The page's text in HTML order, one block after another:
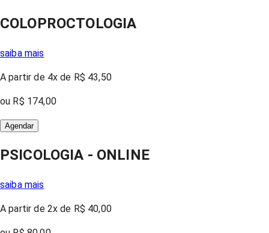
COLOPROCTOLOGIA
saiba mais
A partir de 4x de R$ 43,50
ou R$ 174,00
Agendar
PSICOLOGIA - ONLINE
saiba mais
A partir de 2x de R$ 40,00